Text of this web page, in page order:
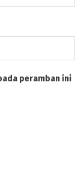
peramban ini